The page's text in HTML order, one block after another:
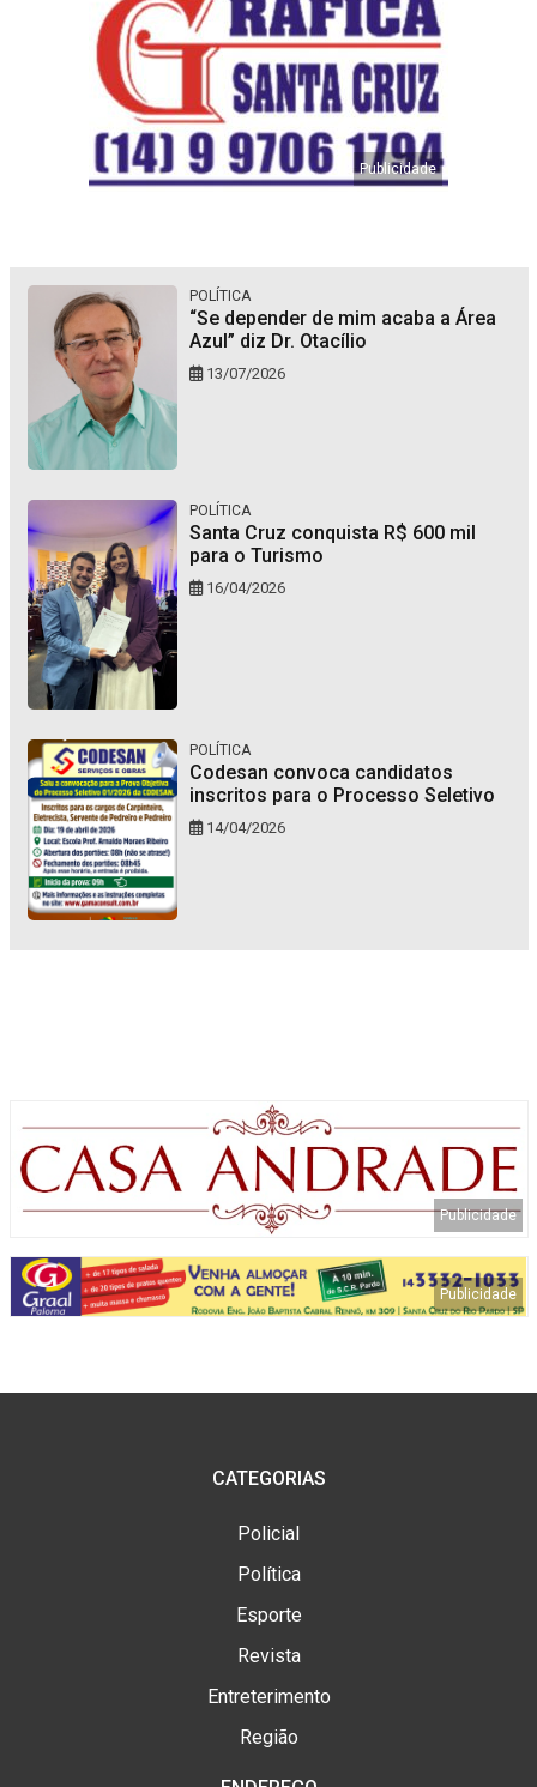
POLÍTICA
“Se depender de mim acaba a Área
Azul” diz Dr. Otacílio
13/07/2026
POLÍTICA
Santa Cruz conquista R$ 600 mil
para o Turismo
16/04/2026
POLÍTICA
Codesan convoca candidatos
inscritos para o Processo Seletivo
14/04/2026
CATEGORIAS
Policial
Política
Esporte
Revista
Entreterimento
Região